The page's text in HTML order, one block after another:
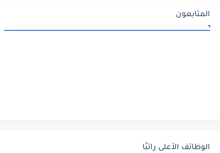
المتابعون
الوظائف الأعلى راتبًا